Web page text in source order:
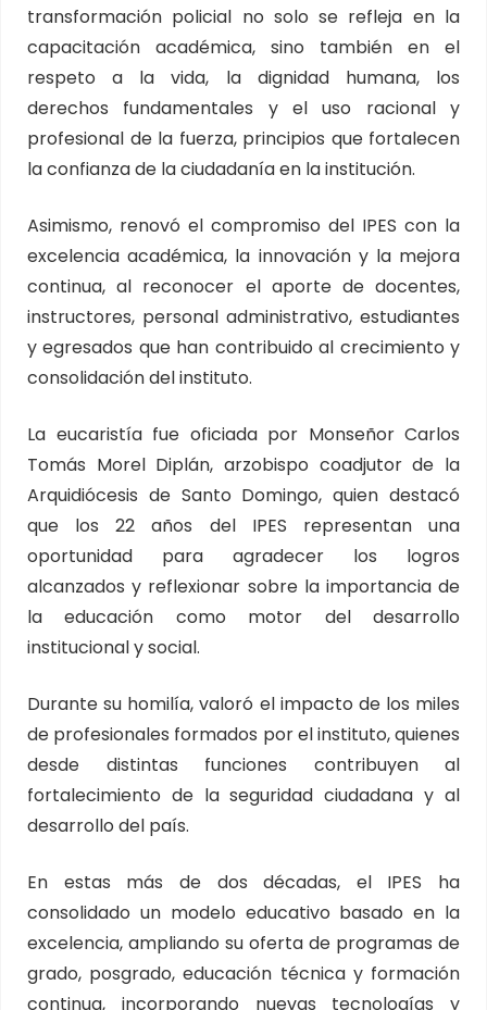
transformación policial no solo se refleja en la
capacitación académica, sino también en el
respeto a la vida, la dignidad humana, los
derechos fundamentales y el uso racional y
profesional de la fuerza, principios que fortalecen
la confianza de la ciudadanía en la institución.
Asimismo, renovó el compromiso del IPES con la
excelencia académica, la innovación y la mejora
continua, al reconocer el aporte de docentes,
instructores, personal administrativo, estudiantes
y egresados que han contribuido al crecimiento y
consolidación del instituto.
La eucaristía fue oficiada por Monseñor Carlos
Tomás Morel Diplán, arzobispo coadjutor de la
Arquidiócesis de Santo Domingo, quien destacó
que los 22 años del IPES representan una
oportunidad para agradecer los logros
alcanzados y reflexionar sobre la importancia de
la educación como motor del desarrollo
institucional y social.
Durante su homilía, valoró el impacto de los miles
de profesionales formados por el instituto, quienes
desde distintas funciones contribuyen al
fortalecimiento de la seguridad ciudadana y al
desarrollo del país.
En estas más de dos décadas, el IPES ha
consolidado un modelo educativo basado en la
excelencia, ampliando su oferta de programas de
grado, posgrado, educación técnica y formación
continua, incorporando nuevas tecnologías y